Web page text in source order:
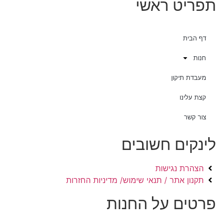
תפריט ראשי
דף הבית
חנות
מעבדת תיקון
קצת עלינו
צור קשר
לינקים חשובים
הצהרת נגישות
תקנון אתר / תנאי שימוש/ מדיניות החזרות
פרטים על החנות